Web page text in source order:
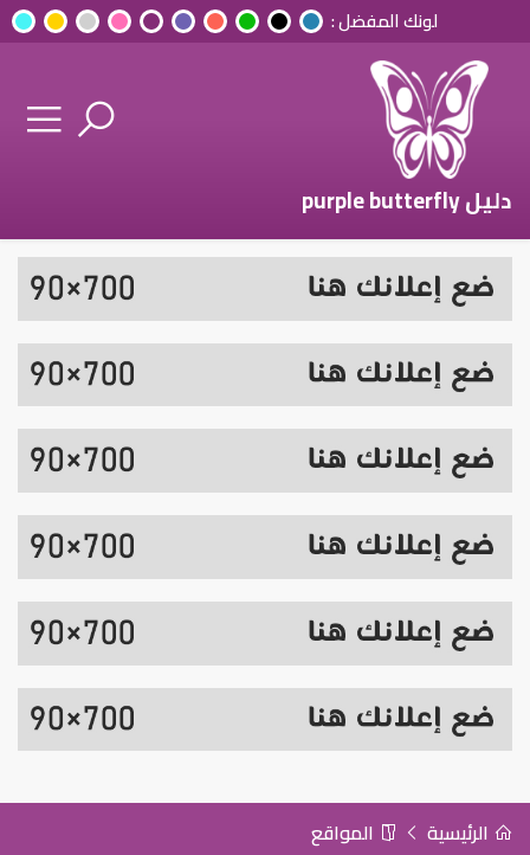
لونك المفضل :
دليل purple butterfly
الرئيسية المواقع